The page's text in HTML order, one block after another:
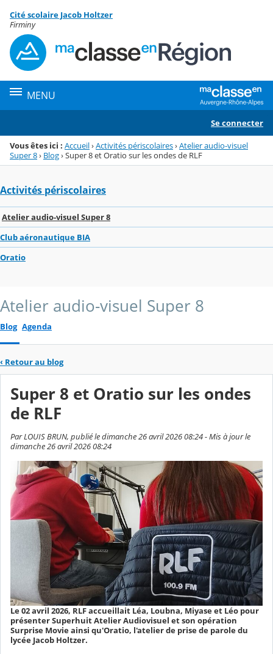
Menu de la rubrique
Contenu
Cité scolaire Jacob Holtzer
Firminy
MENU
Se connecter
Vous êtes ici : Accueil›Activités périscolaires›Atelier audio-visuel
Super 8› Blog›Super 8 et Oratio sur les ondes de RLF
Activités périscolaires
Atelier audio-visuel Super 8
Club aéronautique BIA
Oratio
Atelier audio-visuel Super 8
Blog Agenda
‹ Retour au blog
Super 8 et Oratio sur les ondes
de RLF
Par LOUIS BRUN, publié le dimanche 26 avril 2026 08:24 - Mis à jour le
dimanche 26 avril 2026 08:24
Le 02 avril 2026, RLF accueillait Léa, Loubna, Miyase et Léo pour
présenter Superhuit Atelier Audiovisuel et son opération
Surprise Movie ainsi qu'Oratio, l'atelier de prise de parole du
lycée Jacob Holtzer.